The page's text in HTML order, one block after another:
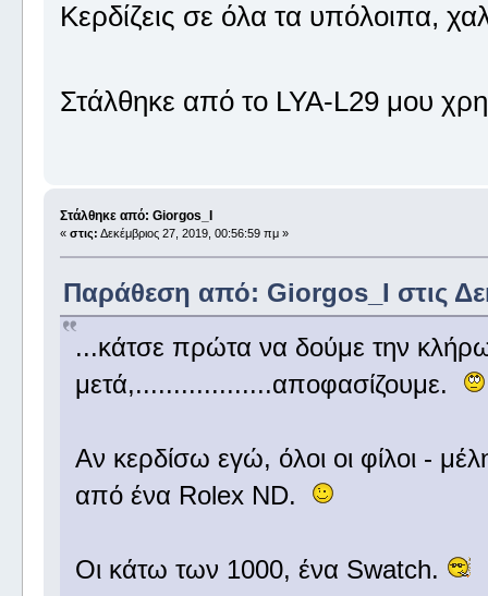
Κερδίζεις σε όλα τα υπόλοιπα,
Στάλθηκε από το LYA-L29 μου
Στάλθηκε από: Giorgos_I
« στις: Δεκέμβριος 27, 2019, 00:56:59 πμ »
Παράθεση από: Giorgos_I στις
...κάτσε πρώτα να δούμε την
μετά,..................αποφασίζουμε.
Αν κερδίσω εγώ, όλοι οι φίλοι -
από ένα Rolex ND.
Οι κάτω των 1000, ένα Swatch.